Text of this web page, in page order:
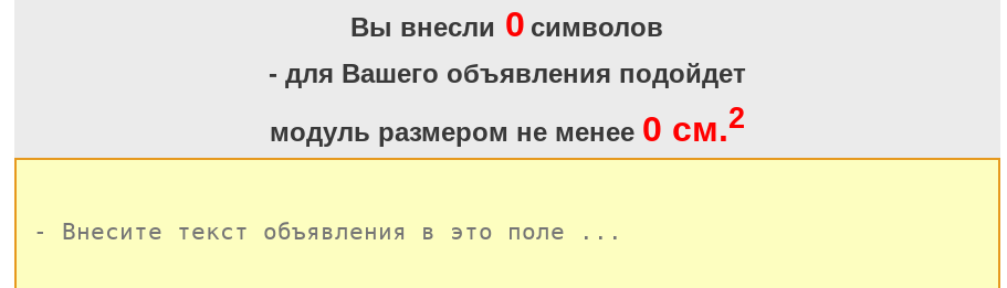
Вы внесли 0 символов
- для Вашего объявления подойдет
модуль размером не менее 0 см.2